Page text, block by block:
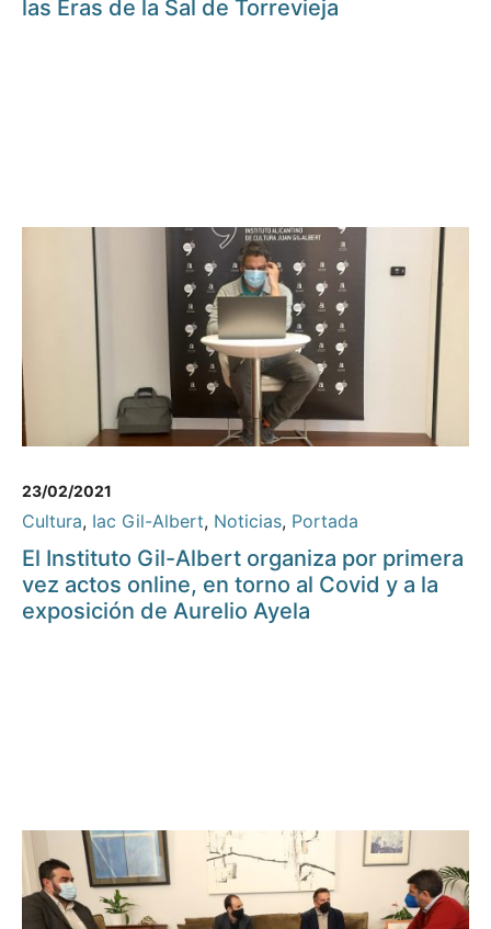
las Eras de la Sal de Torrevieja
23/02/2021
Cultura, Iac Gil-Albert, Noticias, Portada
El Instituto Gil-Albert organiza por primera
vez actos online, en torno al Covid y a la
exposición de Aurelio Ayela